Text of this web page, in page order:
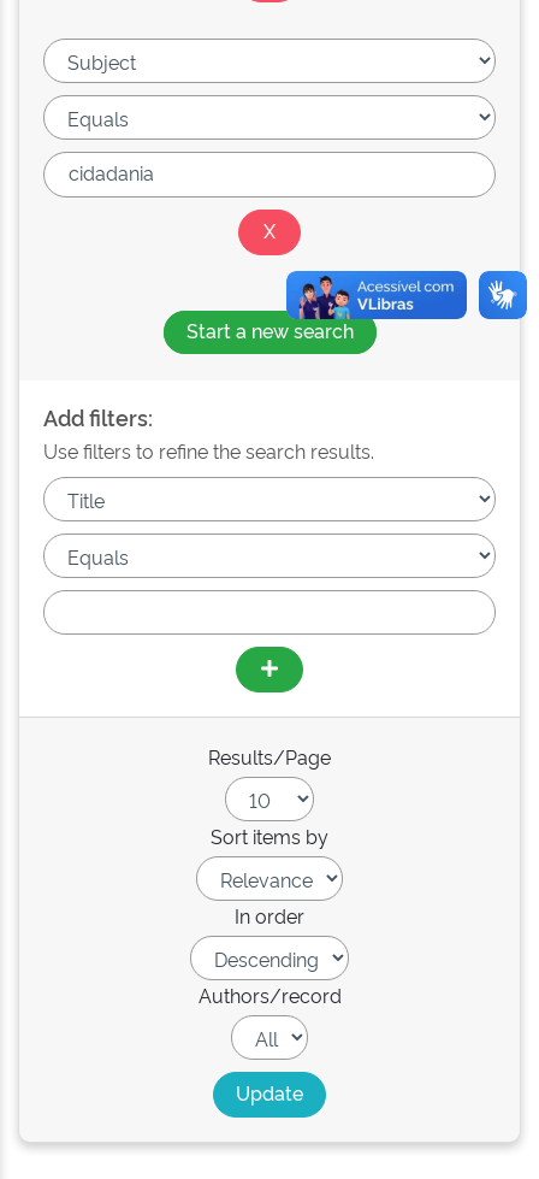
Start a new search
Add filters:
Use filters to refine the search results.
Results/Page
Sort items by
In order
Authors/record